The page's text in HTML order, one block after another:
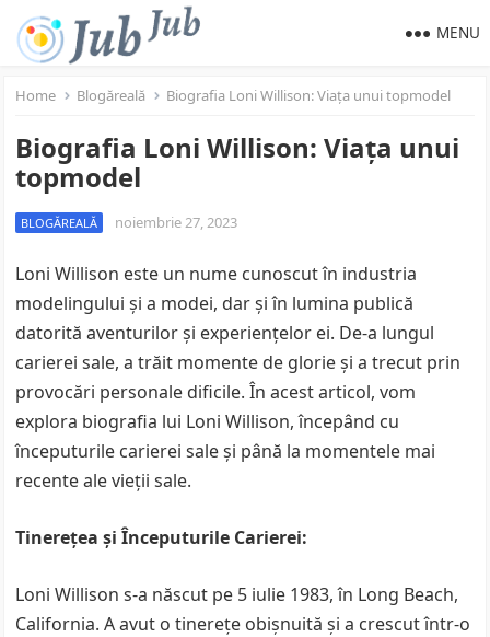
MENU
Home Blogăreală Biografia Loni Willison: Viața unui topmodel
Biografia Loni Willison: Viața unui
topmodel
BLOGĂREALĂ noiembrie 27, 2023
Loni Willison este un nume cunoscut în industria
modelingului și a modei, dar și în lumina publică
datorită aventurilor și experiențelor ei. De-a lungul
carierei sale, a trăit momente de glorie și a trecut prin
provocări personale dificile. În acest articol, vom
explora biografia lui Loni Willison, începând cu
începuturile carierei sale și până la momentele mai
recente ale vieții sale.
Tinerețea și Începuturile Carierei:
Loni Willison s-a născut pe 5 iulie 1983, în Long Beach,
California. A avut o tinerețe obișnuită și a crescut într-o